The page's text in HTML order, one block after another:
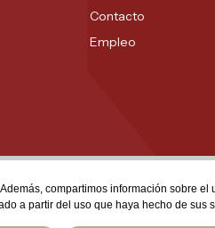
Contacto
Empleo
compartimos información sobre
a partir del uso que haya hecho de sus